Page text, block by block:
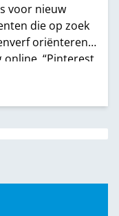
voor nieuw
die op zoek
oriënteren
online. “Pinterest
inspiratie
bepalen.
hebben we
Most Loved